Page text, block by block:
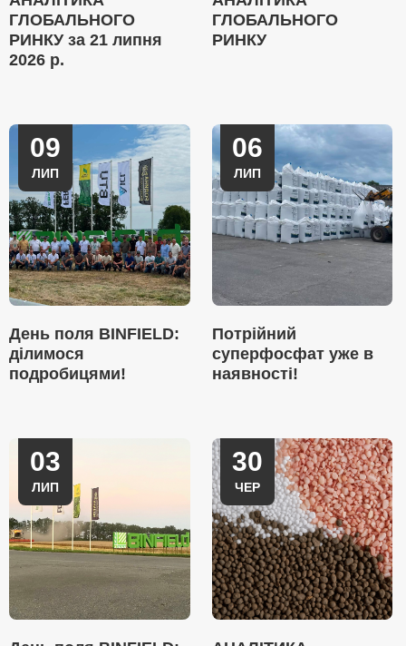
ГЛОБАЛЬНОГО
РИНКУ за 21 липня
2026 р.
ГЛОБАЛЬНОГО
РИНКУ
09
ЛИП
День поля BINFIELD:
ділимося
подробицями!
06
ЛИП
Потрійний
суперфосфат уже в
наявності!
03
ЛИП
30
ЧЕР